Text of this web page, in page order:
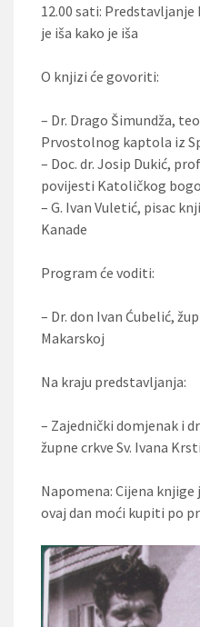
12.00 sati:
je iša kako je iša
O knjizi će govoriti:
– Dr. Drago Šimundža,
Prvostolnog kaptola iz
– Doc. dr. Josip Dukić,
povijesti Katoličkog
– G. Ivan Vuletić, pisac
Kanade
Program će voditi:
– Dr. don Ivan Ćubelić,
Makarskoj
Na kraju predstavljanja:
– Zajednički domjenak i
župne crkve Sv. Ivana
Napomena: Cijena knjige
ovaj dan moći kupiti po